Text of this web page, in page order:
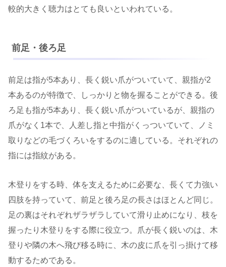
較的大きく聴力はとても良いといわれている。
前足・後ろ足
前足は指が5本あり、長く鋭い爪がついていて、親指が2
本あるのが特徴で、しっかりと物を握ることができる。後
ろ足も指が5本あり、長く鋭い爪がついているが、親指の
爪がなく1本で、人差し指と中指がくっついていて、ノミ
取りなどの毛づくろいをするのに適している。それぞれの
指には指紋がある。
木登りをする時、体を支えるために必要な、長くて力強い
四肢を持っていて、前足と後ろ足の長さはほとんど同じ。
足の裏はそれぞれザラザラしていて滑り止めになり、枝を
握ったり木登りをする際に役立つ。爪が長く鋭いのは、木
登りや隣の木へ飛び移る時に、木の皮に爪を引っ掛けて移
動するためである。